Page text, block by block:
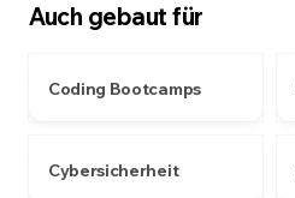
Auch gebaut für
Coding Bootcamps
Cybersicherheit